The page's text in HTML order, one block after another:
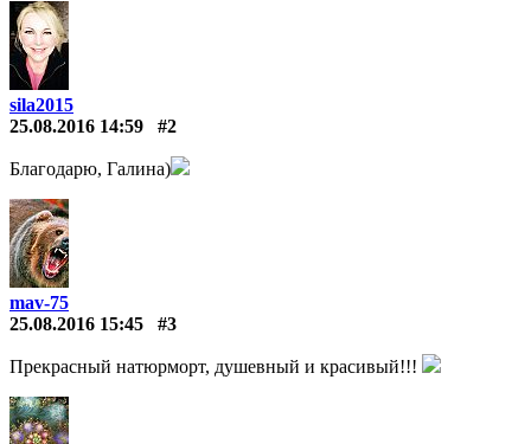
sila2015
25.08.2016 14:59
#2
Благодарю, Галина)
mav-75
25.08.2016 15:45
#3
Прекрасный натюрморт, душевный и красивый!!!